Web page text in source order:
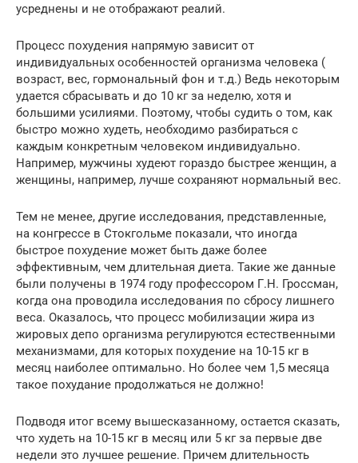
усреднены и не отображают реалий.
Процесс похудения напрямую зависит от
индивидуальных особенностей организма человека (
возраст, вес, гормональный фон и т.д.) Ведь некоторым
удается сбрасывать и до 10 кг за неделю, хотя и
большими усилиями. Поэтому, чтобы судить о том, как
быстро можно худеть, необходимо разбираться с
каждым конкретным человеком индивидуально.
Например, мужчины худеют гораздо быстрее женщин, а
женщины, например, лучше сохраняют нормальный вес.
Тем не менее, другие исследования, представленные,
на конгрессе в Стокгольме показали, что иногда
быстрое похудение может быть даже более
эффективным, чем длительная диета. Такие же данные
были получены в 1974 году профессором Г.Н. Гроссман,
когда она проводила исследования по сбросу лишнего
веса. Оказалось, что процесс мобилизации жира из
жировых депо организма регулируются естественными
механизмами, для которых похудение на 10-15 кг в
месяц наиболее оптимально. Но более чем 1,5 месяца
такое похудание продолжаться не должно!
Подводя итог всему вышесказанному, остается сказать,
что худеть на 10-15 кг в месяц или 5 кг за первые две
недели это лучшее решение. Причем длительность